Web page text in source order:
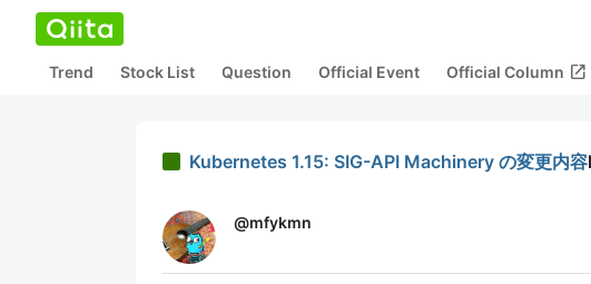
Trend Stock List Question Official Event Official Column open_in_new
Kubernetes 1.15: SIG-API Machinery の変更内容
@mfykmn